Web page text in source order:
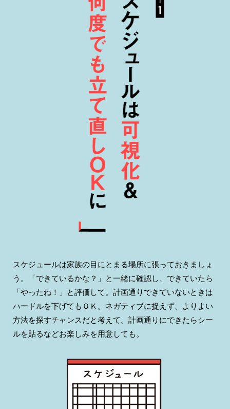
スケジュールは家族の目にとまる場所に張っておきましょ
う。「できているかな？」と一緒に確認し、できていたら
「やったね！」と評価して。計画通りできていないときは
ハードルを下げてもＯＫ。ネガティブに捉えず、よりよい
方法を探すチャンスだと考えて。計画通りにできたらシー
ルを貼るなどお楽しみを用意しても。